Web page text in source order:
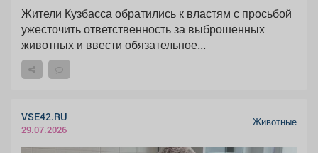
Жители Кузбасса обратились к властям с просьбой
ужесточить ответственность за выброшенных
животных и ввести обязательное...
VSE42.RU
29.07.2026
Животные